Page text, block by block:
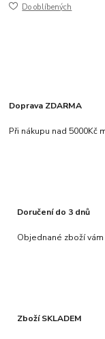
Do oblíbených
Doprava ZDARMA
Při nákupu nad 5000Kč
Doručení do 3 dnů
Objednané zboží
Zboží SKLADEM